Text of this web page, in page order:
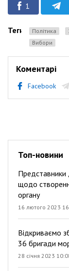
1
Теги Політика
вибори
Коментарі
Facebook
Топ-новини
Представники
щодо
органу
16 лютого 2023
Відкриваємо
36 бригади
28 січня 2023